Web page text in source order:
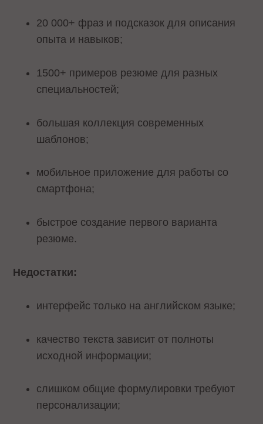
20 000+ фраз и подсказок для описания
опыта и навыков;
1500+ примеров резюме для разных
специальностей;
большая коллекция современных
шаблонов;
мобильное приложение для работы со
смартфона;
быстрое создание первого варианта
резюме.
Недостатки:
интерфейс только на английском языке;
качество текста зависит от полноты
исходной информации;
слишком общие формулировки требуют
персонализации;